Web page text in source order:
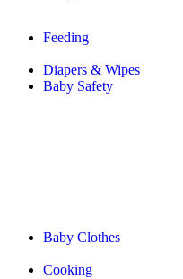
Feeding
Diapers & Wipes
Baby Safety
Baby Clothes
Cooking